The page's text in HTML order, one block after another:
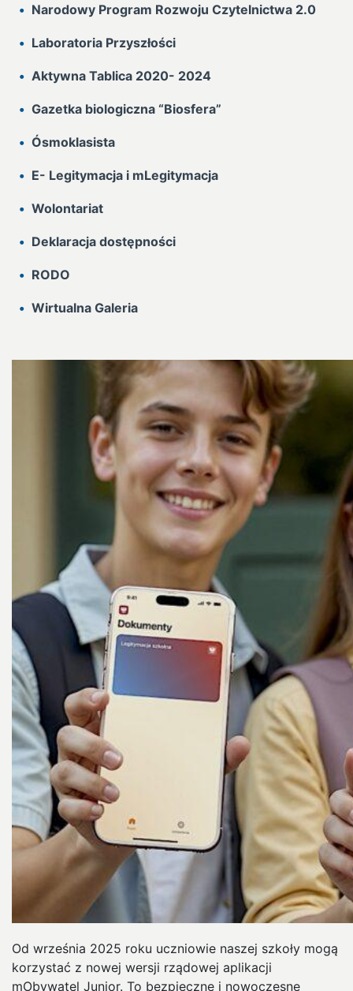
Narodowy Program Rozwoju Czytelnictwa 2.0
Laboratoria Przyszłości
Aktywna Tablica 2020- 2024
Gazetka biologiczna “Biosfera”
Ósmoklasista
E- Legitymacja i mLegitymacja
Wolontariat
Deklaracja dostępności
RODO
Wirtualna Galeria
Od września 2025 roku uczniowie naszej szkoły mogą
korzystać z nowej wersji rządowej aplikacji
mObywatel Junior. To bezpieczne i nowoczesne